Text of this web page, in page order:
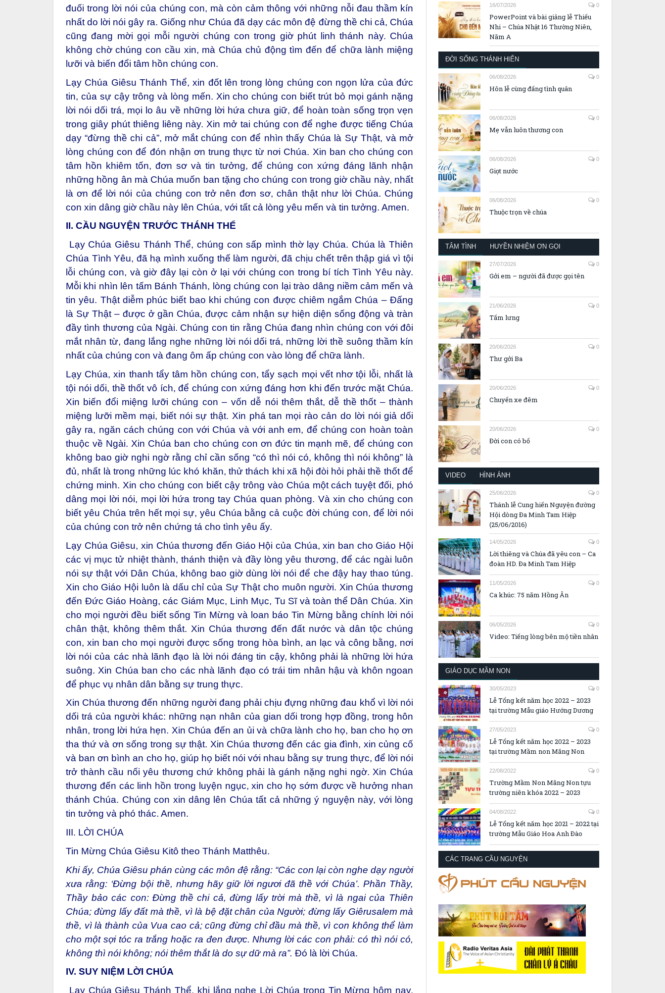
đuối trong lời nói của chúng con, mà còn cảm thông với những nỗi đau thầm kín
nhất do lời nói gây ra. Giống như Chúa đã dạy các môn đệ đừng thề chi cả, Chúa
cũng đang mời gọi mỗi người chúng con trong giờ phút linh thánh này. Chúa
không chờ chúng con cầu xin, mà Chúa chủ động tìm đến để chữa lành miệng
lưỡi và biến đổi tâm hồn chúng con.
Lạy Chúa Giêsu Thánh Thể, xin đốt lên trong lòng chúng con ngọn lửa của đức
tin, của sự cậy trông và lòng mến. Xin cho chúng con biết trút bỏ mọi gánh nặng
lời nói dối trá, mọi lo âu về những lời hứa chưa giữ, để hoàn toàn sống trọn vẹn
trong giây phút thiêng liêng này. Xin mở tai chúng con để nghe được tiếng Chúa
dạy “đừng thề chi cả”, mở mắt chúng con để nhìn thấy Chúa là Sự Thật, và mở
lòng chúng con để đón nhận ơn trung thực từ nơi Chúa. Xin ban cho chúng con
tâm hồn khiêm tốn, đơn sơ và tin tưởng, để chúng con xứng đáng lãnh nhận
những hồng ân mà Chúa muốn ban tặng cho chúng con trong giờ chầu này, nhất
là ơn để lời nói của chúng con trở nên đơn sơ, chân thật như lời Chúa. Chúng
con xin dâng giờ chầu này lên Chúa, với tất cả lòng yêu mến và tin tưởng. Amen.
II. CẦU NGUYỆN TRƯỚC THÁNH THỂ
Lạy Chúa Giêsu Thánh Thể, chúng con sấp mình thờ lạy Chúa. Chúa là Thiên
Chúa Tình Yêu, đã hạ mình xuống thế làm người, đã chịu chết trên thập giá vì tội
lỗi chúng con, và giờ đây lại còn ở lại với chúng con trong bí tích Tình Yêu này.
Mỗi khi nhìn lên tấm Bánh Thánh, lòng chúng con lại trào dâng niềm cảm mến và
tin yêu. Thật diễm phúc biết bao khi chúng con được chiêm ngắm Chúa – Đấng
là Sự Thật – được ở gần Chúa, được cảm nhận sự hiện diện sống động và tràn
đầy tình thương của Ngài. Chúng con tin rằng Chúa đang nhìn chúng con với đôi
mắt nhân từ, đang lắng nghe những lời nói dối trá, những lời thề suông thầm kín
nhất của chúng con và đang ôm ấp chúng con vào lòng để chữa lành.
Lạy Chúa, xin thanh tẩy tâm hồn chúng con, tẩy sạch mọi vết nhơ tội lỗi, nhất là
tội nói dối, thề thốt vô ích, để chúng con xứng đáng hơn khi đến trước mặt Chúa.
Xin biến đổi miệng lưỡi chúng con – vốn dễ nói thêm thắt, dễ thề thốt – thành
miệng lưỡi mềm mại, biết nói sự thật. Xin phá tan mọi rào cản do lời nói giả dối
gây ra, ngăn cách chúng con với Chúa và với anh em, để chúng con hoàn toàn
thuộc về Ngài. Xin Chúa ban cho chúng con ơn đức tin mạnh mẽ, để chúng con
không bao giờ nghi ngờ rằng chỉ cần sống “có thì nói có, không thì nói không” là
đủ, nhất là trong những lúc khó khăn, thử thách khi xã hội đòi hỏi phải thề thốt để
chứng minh. Xin cho chúng con biết cậy trông vào Chúa một cách tuyệt đối, phó
dâng mọi lời nói, mọi lời hứa trong tay Chúa quan phòng. Và xin cho chúng con
biết yêu Chúa trên hết mọi sự, yêu Chúa bằng cả cuộc đời chúng con, để lời nói
của chúng con trở nên chứng tá cho tình yêu ấy.
Lạy Chúa Giêsu, xin Chúa thương đến Giáo Hội của Chúa, xin ban cho Giáo Hội
các vị mục tử nhiệt thành, thánh thiện và đầy lòng yêu thương, để các ngài luôn
nói sự thật với Dân Chúa, không bao giờ dùng lời nói để che đậy hay thao túng.
Xin cho Giáo Hội luôn là dấu chỉ của Sự Thật cho muôn người. Xin Chúa thương
đến Đức Giáo Hoàng, các Giám Mục, Linh Mục, Tu Sĩ và toàn thể Dân Chúa. Xin
cho mọi người đều biết sống Tin Mừng và loan báo Tin Mừng bằng chính lời nói
chân thật, không thêm thắt. Xin Chúa thương đến đất nước và dân tộc chúng
con, xin ban cho mọi người được sống trong hòa bình, an lạc và công bằng, nơi
lời nói của các nhà lãnh đạo là lời nói đáng tin cậy, không phải là những lời hứa
suông. Xin Chúa ban cho các nhà lãnh đạo có trái tim nhân hậu và khôn ngoan
để phục vụ nhân dân bằng sự trung thực.
Xin Chúa thương đến những người đang phải chịu đựng những đau khổ vì lời nói
dối trá của người khác: những nạn nhân của gian dối trong hợp đồng, trong hôn
nhân, trong lời hứa hẹn. Xin Chúa đến an ủi và chữa lành cho họ, ban cho họ ơn
tha thứ và ơn sống trong sự thật. Xin Chúa thương đến các gia đình, xin củng cố
và ban ơn bình an cho họ, giúp họ biết nói với nhau bằng sự trung thực, để lời nói
trở thành cầu nối yêu thương chứ không phải là gánh nặng nghi ngờ. Xin Chúa
thương đến các linh hồn trong luyện ngục, xin cho họ sớm được về hưởng nhan
thánh Chúa. Chúng con xin dâng lên Chúa tất cả những ý nguyện này, với lòng
tin tưởng và phó thác. Amen.
III. LỜI CHÚA
Tin Mừng Chúa Giêsu Kitô theo Thánh Matthêu.
Khi ấy, Chúa Giêsu phán cùng các môn đệ rằng: “Các con lại còn nghe dạy người
xưa rằng: ‘Đừng bội thề, nhưng hãy giữ lời ngươi đã thề với Chúa’. Phần Thầy,
Thầy bảo các con: Đừng thề chi cả, đừng lấy trời mà thề, vì là ngai của Thiên
Chúa; đừng lấy đất mà thề, vì là bệ đặt chân của Người; đừng lấy Giêrusalem mà
thề, vì là thành của Vua cao cả; cũng đừng chỉ đầu mà thề, vì con không thể làm
cho một sợi tóc ra trắng hoặc ra đen được. Nhưng lời các con phải: có thì nói có,
không thì nói không; nói thêm thắt là do sự dữ mà ra”. Đó là lời Chúa.
IV. SUY NIỆM LỜI CHÚA
Lạy Chúa Giêsu Thánh Thể, khi lắng nghe Lời Chúa trong Tin Mừng hôm nay,
16/07/2026 0
PowerPoint và bài giảng lễ Thiếu
Nhi – Chúa Nhật 16 Thường Niên,
Năm A
ĐỜI SỐNG THÁNH HIẾN
06/08/2026 0
Hôn lễ cùng đấng tình quân
06/08/2026 0
Mẹ vẫn luôn thương con
06/08/2026 0
Giọt nước
06/08/2026 0
Thuộc trọn về chúa
TÂM TÌNH HUYỀN NHIỆM ƠN GỌI
27/07/2026 0
Gởi em – người đã được gọi tên
21/06/2026 0
Tấm lưng
20/06/2026 0
Thư gởi Ba
20/06/2026 0
Chuyến xe đêm
20/06/2026 0
Đời con có bố
VIDEO HÌNH ẢNH
25/06/2026 0
Thánh lễ Cung hiến Nguyện đường
Hội dòng Đa Minh Tam Hiệp
(25/06/2016)
14/05/2026 0
Lời thiêng và Chúa đã yêu con – Ca
đoàn HD. Đa Minh Tam Hiệp
11/05/2026 0
Ca khúc: 75 năm Hồng Ân
06/05/2026 0
Video: Tiếng lòng bên mộ tiền nhân
GIÁO DỤC MẦM NON
30/05/2023 0
Lễ Tổng kết năm học 2022 – 2023
tại trường Mẫu giáo Hướng Dương
27/05/2023 0
Lễ Tổng kết năm học 2022 – 2023
tại trường Mầm non Măng Non
22/08/2022 0
Trường Mầm Non Măng Non tựu
trường niên khóa 2022 – 2023
04/08/2022 0
Lễ Tổng kết năm học 2021 – 2022 tại
trường Mẫu Giáo Hoa Anh Đào
CÁC TRANG CẦU NGUYỆN